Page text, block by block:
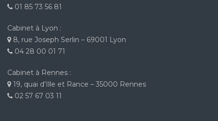
01 85 73 56 81
Cabinet à Lyon :
8, rue Joseph Serlin – 69001 Lyon
04 28 00 01 71
Cabinet à Rennes :
19, quai d’Ille et Rance – 35000 Rennes
02 57 67 03 11